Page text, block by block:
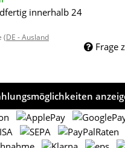
innerhalb 24
(DE - Ausland
Frage